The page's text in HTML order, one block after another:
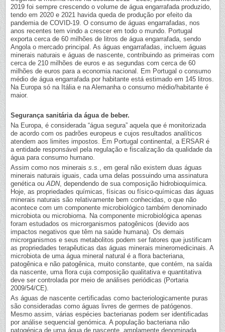
2019 foi sempre crescendo o volume de água engarrafada produzido,
tendo em 2020 e 2021 havida queda de produção por efeito da
pandemia de COVID-19. O consumo de águas engarrafadas, nos
anos recentes tem vindo a crescer em todo o mundo. Portugal
exporta cerca de 60 milhões de litros de água engarrafada, sendo
Angola o mercado principal. As águas engarrafadas, incluem águas
minerais naturais e águas de nascente, contribuindo as primeiras com
cerca de 210 milhões de euros e as segundas com cerca de 60
milhões de euros para a economia nacional. Em Portugal o consumo
médio de água engarrafada por habitante está estimado em 145 litros.
Na Europa só na Itália e na Alemanha o consumo médio/habitante é
maior.
Segurança sanitária da água de beber.
Na Europa, é considerada “água segura” aquela que é monitorizada
de acordo com os padrões europeus e cujos resultados analíticos
atendem aos limites impostos. Em Portugal continental, a ERSAR é
a entidade responsável pela regulação e fiscalização da qualidade da
água para consumo humano.
Assim como nos minerais s.s. , em geral não existem duas águas
minerais naturais iguais, cada uma delas possuindo uma assinatura
genética ouADN, dependendo de sua composição hidrobioquímica.
Hoje, as propriedades químicas, físicas ou físico-químicas das águas
minerais naturais são relativamente bem conhecidas, o que não
acontece com um componente microbiológico também denominado
microbiota ou microbioma. Na componente microbiológica apenas
foram estudados os microrganismos patogênicos (devido aos
impactos negativos que têm na saúde humana). Os demais
microrganismos e seus metabolitos podem ser fatores que justificam
as propriedades terapêuticas das águas minerais mineromedicinais. A
microbiota de uma água mineral natural é a flora bacteriana,
patogênica e não patogênica, muito constante, que contém, na saída
da nascente, uma flora cuja composição qualitativa e quantitativa
deve ser controlada por meio de análises periódicas (Portaria
2009/54/CE).
As águas de nascente certificadas como bacteriologicamente puras
são consideradas como águas livres de germes de patógenos.
Mesmo assim, várias espécies bacterianas podem ser identificadas
por análise sequencial genómica. A população bacteriana não
patogénica de uma água de nascente, amplamente denominada